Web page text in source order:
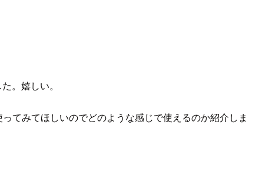
。嬉しい。
てみてほしいのでどのような感じで使えるのか紹介しま